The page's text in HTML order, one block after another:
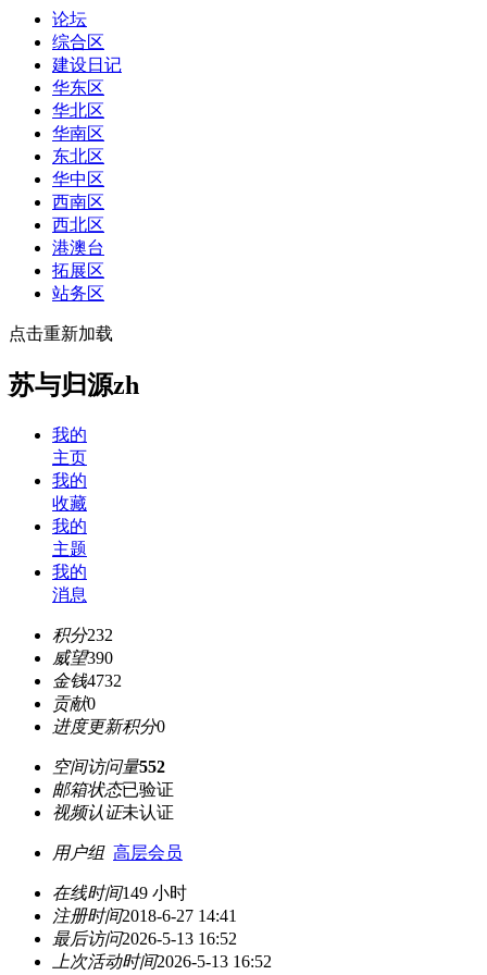
论坛
综合区
建设日记
华东区
华北区
华南区
东北区
华中区
西南区
西北区
港澳台
拓展区
站务区
点击重新加载
苏与归源zh
我的
主页
我的
收藏
我的
主题
我的
消息
积分232
威望390
金钱4732
贡献0
进度更新积分0
空间访问量552
邮箱状态已验证
视频认证未认证
用户组 高层会员
在线时间149 小时
注册时间2018-6-27 14:41
最后访问2026-5-13 16:52
上次活动时间2026-5-13 16:52